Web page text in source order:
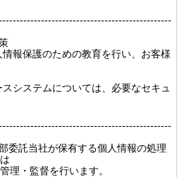
報保護のための教育を行い、お客様
システムについては、必要なセキュ
委託当社が保有する個人情報の処理
理・監督を行います。